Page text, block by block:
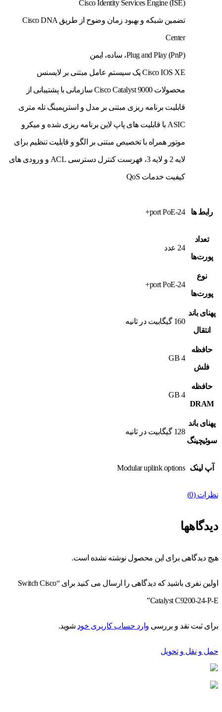
Cisco Identity Services Engine (ISE)
تضمین شبکه و بهبود زمان وضوح از طریق Cisco DNA
Center
Plug and Play (PnP)، ساده، ایمن
Cisco IOS XE یک سیستم عامل مبتنی بر لایسنس
محصولات Cisco Catalyst 9000 سازمانی با پشتیبانی از
قابلیت برنامه ریزی مبتنی بر مدل و استریمینگ تله متری
ASIC با قابلیت های پاپ لاین برنامه ریزی شده و میکرو
موتور همراه با تخصیص مبتنی بر الگو و قابلیت تنظیم برای
لایه 2 و لایه 3، فهرست کنترل دسترسی ACL و ورودی های
کیفیت خدمات QoS
رابط ها 24-port PoE+
تعداد
پورت‌ها
24 عدد
نوع
پورت‌ها
24-port PoE+
پهنای باند
انتقال
160 گیگابیت در ثانیه
حافظه
فلش
4 GB
حافظه
DRAM
4 GB
پهنای باند
سوئیچینگ
128 گیگابیت در ثانیه
آپ لینک Modular uplink options
نظرات (0)
دیدگاهها
هیچ دیدگاهی برای این محصول نوشته نشده است.
اولین نفری باشید که دیدگاهی را ارسال می کنید برای “Switch Cisco
Catalyst C9200-24-P-E”
برای ثبت نقد و بررسی وارد حساب کاربری خود شوید.
حمل و نقل و تحویل